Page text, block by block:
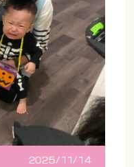
2025/11/14